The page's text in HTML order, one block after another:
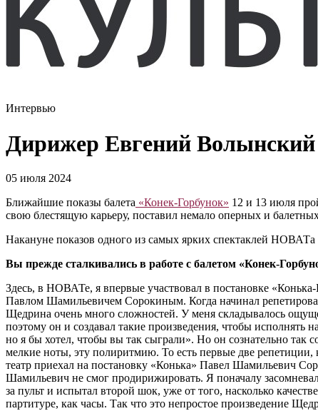
Интервью
Дирижер Евгений Волынский
05 июля 2024
Ближайшие показы балета «Конек-Горбунок» 12 и 13 июля
свою блестящую карьеру, поставил немало оперных и
Накануне показов одного из самых ярких спектаклей
Вы прежде сталкивались в работе с балетом «Конек-
Здесь, в НОВАТе, я впервые участвовал в постановке
Павлом Шамильевичем Сорокиным. Когда начинал
Щедрина очень много сложностей. У меня складывалось
поэтому он и создавал такие произведения, чтобы исполнять
но я бы хотел, чтобы вы так сыграли». Но он сознательно так
мелкие ноты, эту полиритмию. То есть первые две
театр приехал на постановку «Конька» Павел Шамильевич
Шамильевич не смог продирижировать. Я поначалу
за пульт и испытал второй шок, уже от того, насколько
партитуре, как часы. Так что это непростое произведение